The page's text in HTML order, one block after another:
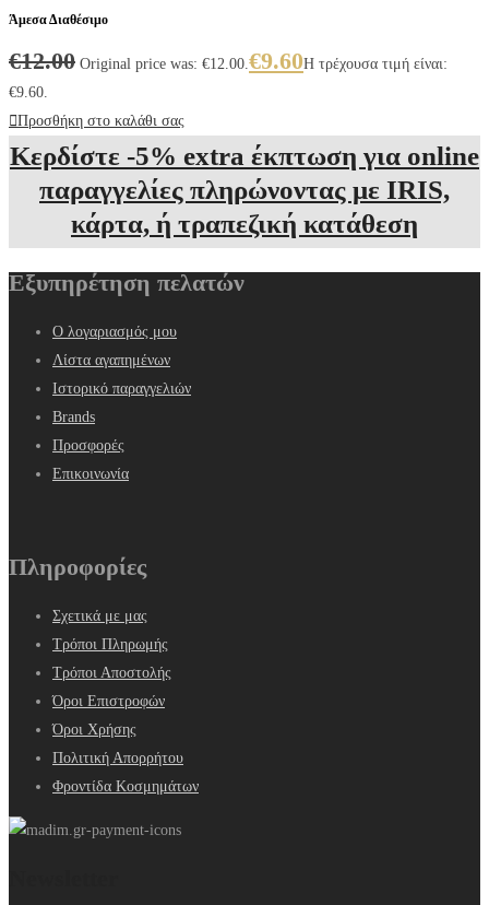
Άμεσα Διαθέσιμο
€12.00 Original price was: €12.00. €9.60Η τρέχουσα τιμή είναι:
€9.60.
Προσθήκη στο καλάθι σας
Κερδίστε -5% extra έκπτωση για online
παραγγελίες πληρώνοντας με IRIS,
κάρτα, ή τραπεζική κατάθεση
Εξυπηρέτηση πελατών
Ο λογαριασμός μου
Λίστα αγαπημένων
Ιστορικό παραγγελιών
Brands
Προσφορές
Επικοινωνία
Πληροφορίες
Σχετικά με μας
Τρόποι Πληρωμής
Τρόποι Αποστολής
Όροι Επιστροφών
Όροι Χρήσης
Πολιτική Απορρήτου
Φροντίδα Κοσμημάτων